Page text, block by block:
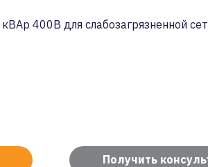
400В для слабозагрязненной
Получить